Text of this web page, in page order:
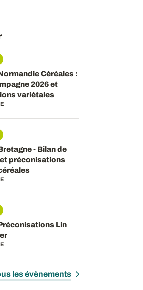
Céréales :
2026 et
variétales
- Bilan de
préconisations
Lin
les évènements